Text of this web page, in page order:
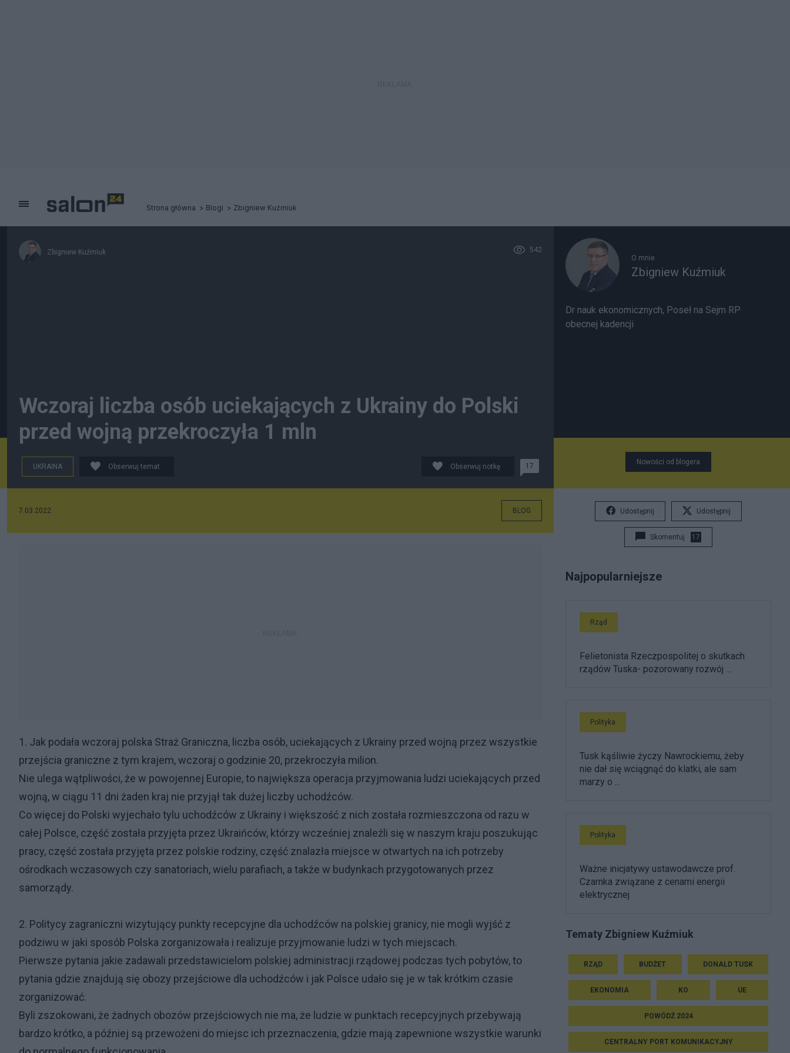
Strona główna Blogi Zbigniew Kuźmiuk
Zbigniew Kuźmiuk 542
Wczoraj liczba osób uciekających z Ukrainy do Polski
przed wojną przekroczyła 1 mln
UKRAINA Obserwuj temat Obserwuj notkę 17
7.03.2022 BLOG
1. Jak podała wczoraj polska Straż Graniczna, liczba osób, uciekających z Ukrainy przed wojną przez wszystkie
przejścia graniczne z tym krajem, wczoraj o godzinie 20, przekroczyła milion.
Nie ulega wątpliwości, że w powojennej Europie, to największa operacja przyjmowania ludzi uciekających przed
wojną, w ciągu 11 dni żaden kraj nie przyjął tak dużej liczby uchodźców.
Co więcej do Polski wyjechało tylu uchodźców z Ukrainy i większość z nich została rozmieszczona od razu w
całej Polsce, część została przyjęta przez Ukraińców, którzy wcześniej znaleźli się w naszym kraju poszukując
pracy, część została przyjęta przez polskie rodziny, część znalazła miejsce w otwartych na ich potrzeby
ośrodkach wczasowych czy sanatoriach, wielu parafiach, a także w budynkach przygotowanych przez
samorządy.
2. Politycy zagraniczni wizytujący punkty recepcyjne dla uchodźców na polskiej granicy, nie mogli wyjść z
podziwu w jaki sposób Polska zorganizowała i realizuje przyjmowanie ludzi w tych miejscach.
Pierwsze pytania jakie zadawali przedstawicielom polskiej administracji rządowej podczas tych pobytów, to
pytania gdzie znajdują się obozy przejściowe dla uchodźców i jak Polsce udało się je w tak krótkim czasie
zorganizować.
Byli zszokowani, że żadnych obozów przejściowych nie ma, że ludzie w punktach recepcyjnych przebywają
bardzo krótko, a później są przewożeni do miejsc ich przeznaczenia, gdzie mają zapewnione wszystkie warunki
O mnie
Zbigniew Kuźmiuk
Dr nauk ekonomicznych, Poseł na Sejm RP
obecnej kadencji
Nowości od blogera
Udostępnij Udostępnij
Skomentuj 17
Najpopularniejsze
Rząd
Felietonista Rzeczpospolitej o skutkach
rządów Tuska- pozorowany rozwój ...
Polityka
Tusk kąśliwie życzy Nawrockiemu, żeby
nie dał się wciągnąć do klatki, ale sam
marzy o ...
Polityka
Ważne inicjatywy ustawodawcze prof.
Czarnka związane z cenami energii
elektrycznej
Tematy Zbigniew Kuźmiuk
RZĄD BUDŻET DONALD TUSK
EKONOMIA KO UE
POWÓDŹ 2024
CENTRALNY PORT KOMUNIKACYJNY